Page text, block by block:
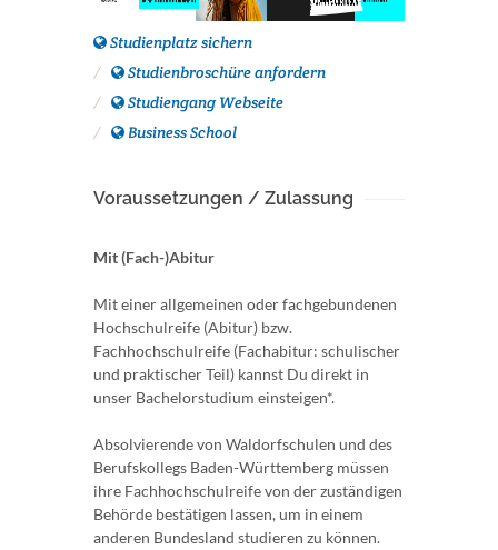
Studienplatz sichern
Studienbroschüre anfordern
Studiengang Webseite
Business School
Voraussetzungen / Zulassung
Mit (Fach-)Abitur
Mit einer allgemeinen oder fachgebundenen
Hochschulreife (Abitur) bzw.
Fachhochschulreife (Fachabitur: schulischer
und praktischer Teil) kannst Du direkt in
unser Bachelorstudium einsteigen*.
Absolvierende von Waldorfschulen und des
Berufskollegs Baden-Württemberg müssen
ihre Fachhochschulreife von der zuständigen
Behörde bestätigen lassen, um in einem
anderen Bundesland studieren zu können.